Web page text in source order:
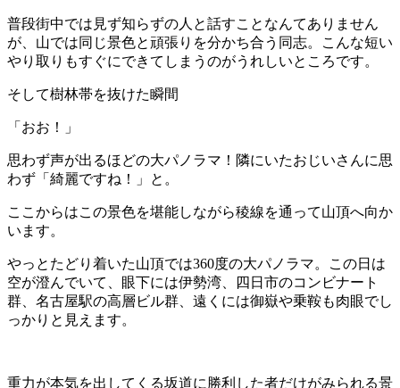
普段街中では見ず知らずの人と話すことなんてありません
が、山では同じ景色と頑張りを分かち合う同志。こんな短い
やり取りもすぐにできてしまうのがうれしいところです。
そして樹林帯を抜けた瞬間
「おお！」
思わず声が出るほどの大パノラマ！隣にいたおじいさんに思
わず「綺麗ですね！」と。
ここからはこの景色を堪能しながら稜線を通って山頂へ向か
います。
やっとたどり着いた山頂では360度の大パノラマ。この日は
空が澄んでいて、眼下には伊勢湾、四日市のコンビナート
群、名古屋駅の高層ビル群、遠くには御嶽や乗鞍も肉眼でし
っかりと見えます。
重力が本気を出してくる坂道に勝利した者だけがみられる景